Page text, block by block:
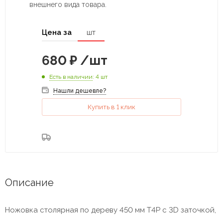
внешнего вида товара.
Цена за шт
680 ₽ /шт
Есть в наличии: 4 шт
Нашли дешевле?
Купить в 1 клик
Описание
Ножовка столярная по дереву 450 мм T4P с 3D заточкой,